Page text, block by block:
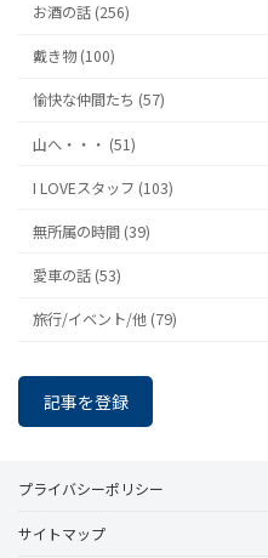
お酒の話 (256)
戴き物 (100)
愉快な仲間たち (57)
山へ・・・ (51)
I LOVEスタッフ (103)
無所属の時間 (39)
愛車の話 (53)
旅行/イベント/他 (79)
記事を登録
プライバシーポリシー
サイトマップ